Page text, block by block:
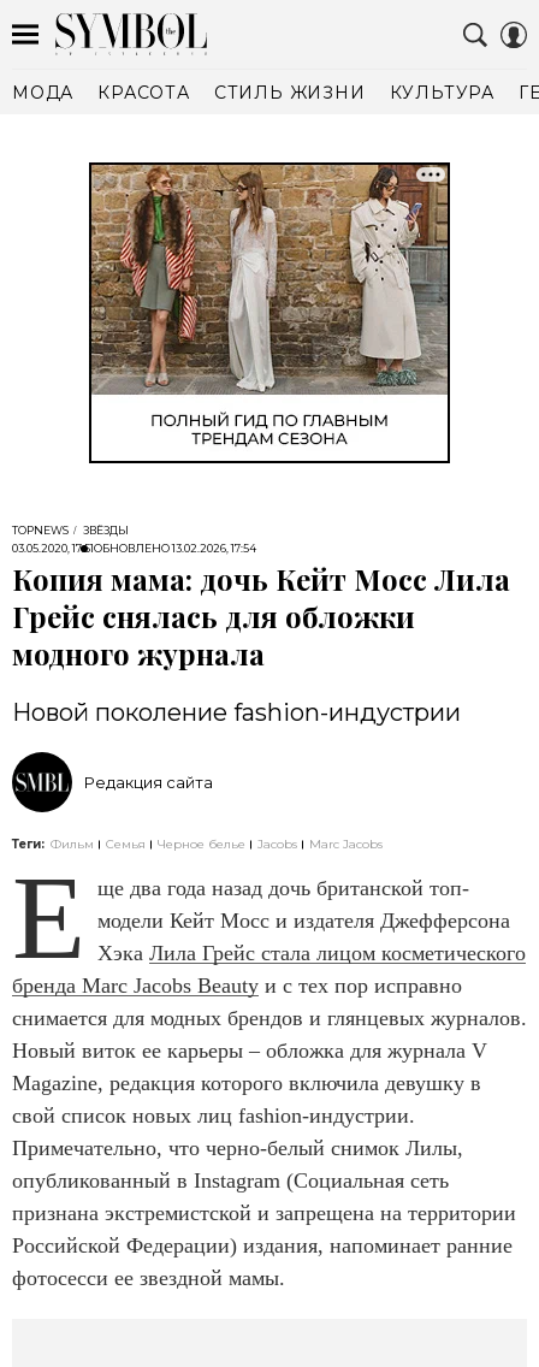
МОДА КРАСОТА СТИЛЬ ЖИЗНИ КУЛЬТУРА
TOPNEWS
ЗВЁЗДЫ
03.05.2020, 17:51ОБНОВЛЕНО13.02.2026, 17:54
Копия мама: дочь Кейт Мосс Лила
Грейс снялась для обложки
модного журнала
Новой поколение fashion-индустрии
Редакция сайта
Теги: Фильм Семья Черное белье Jacobs Marc Jacobs
Е
ще два года назад дочь британской топ-
модели Кейт Мосс и издателя Джефферсона
Хэка Лила Грейс стала лицом косметического
бренда Marc Jacobs Beauty и с тех пор исправно
снимается для модных брендов и глянцевых журналов.
Новый виток ее карьеры – обложка для журнала V
Magazine, редакция которого включила девушку в
свой список новых лиц fashion-индустрии.
Примечательно, что черно-белый снимок Лилы,
опубликованный в Instagram (Социальная сеть
признана экстремистской и запрещена на территории
Российской Федерации) издания, напоминает ранние
фотосесси ее звездной мамы.